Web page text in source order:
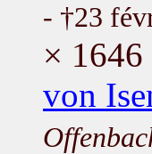
- †23
×
von